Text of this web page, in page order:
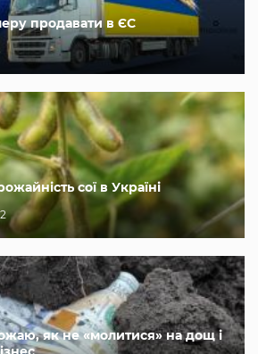
продавати в ЄС
сої в Україні
як не «молитися» на дощ і